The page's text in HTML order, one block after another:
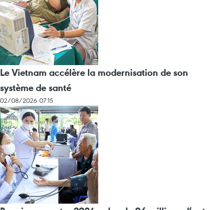
Le Vietnam accélère la modernisation de son
système de santé
02/08/2026 07:15